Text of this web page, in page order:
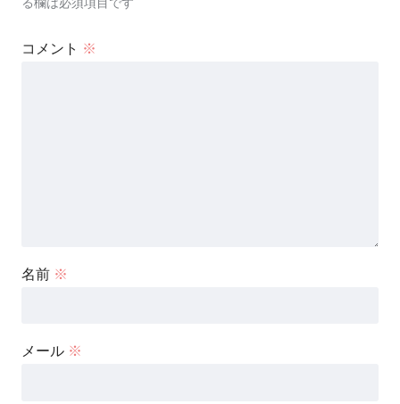
コメント ※
名前 ※
メール ※